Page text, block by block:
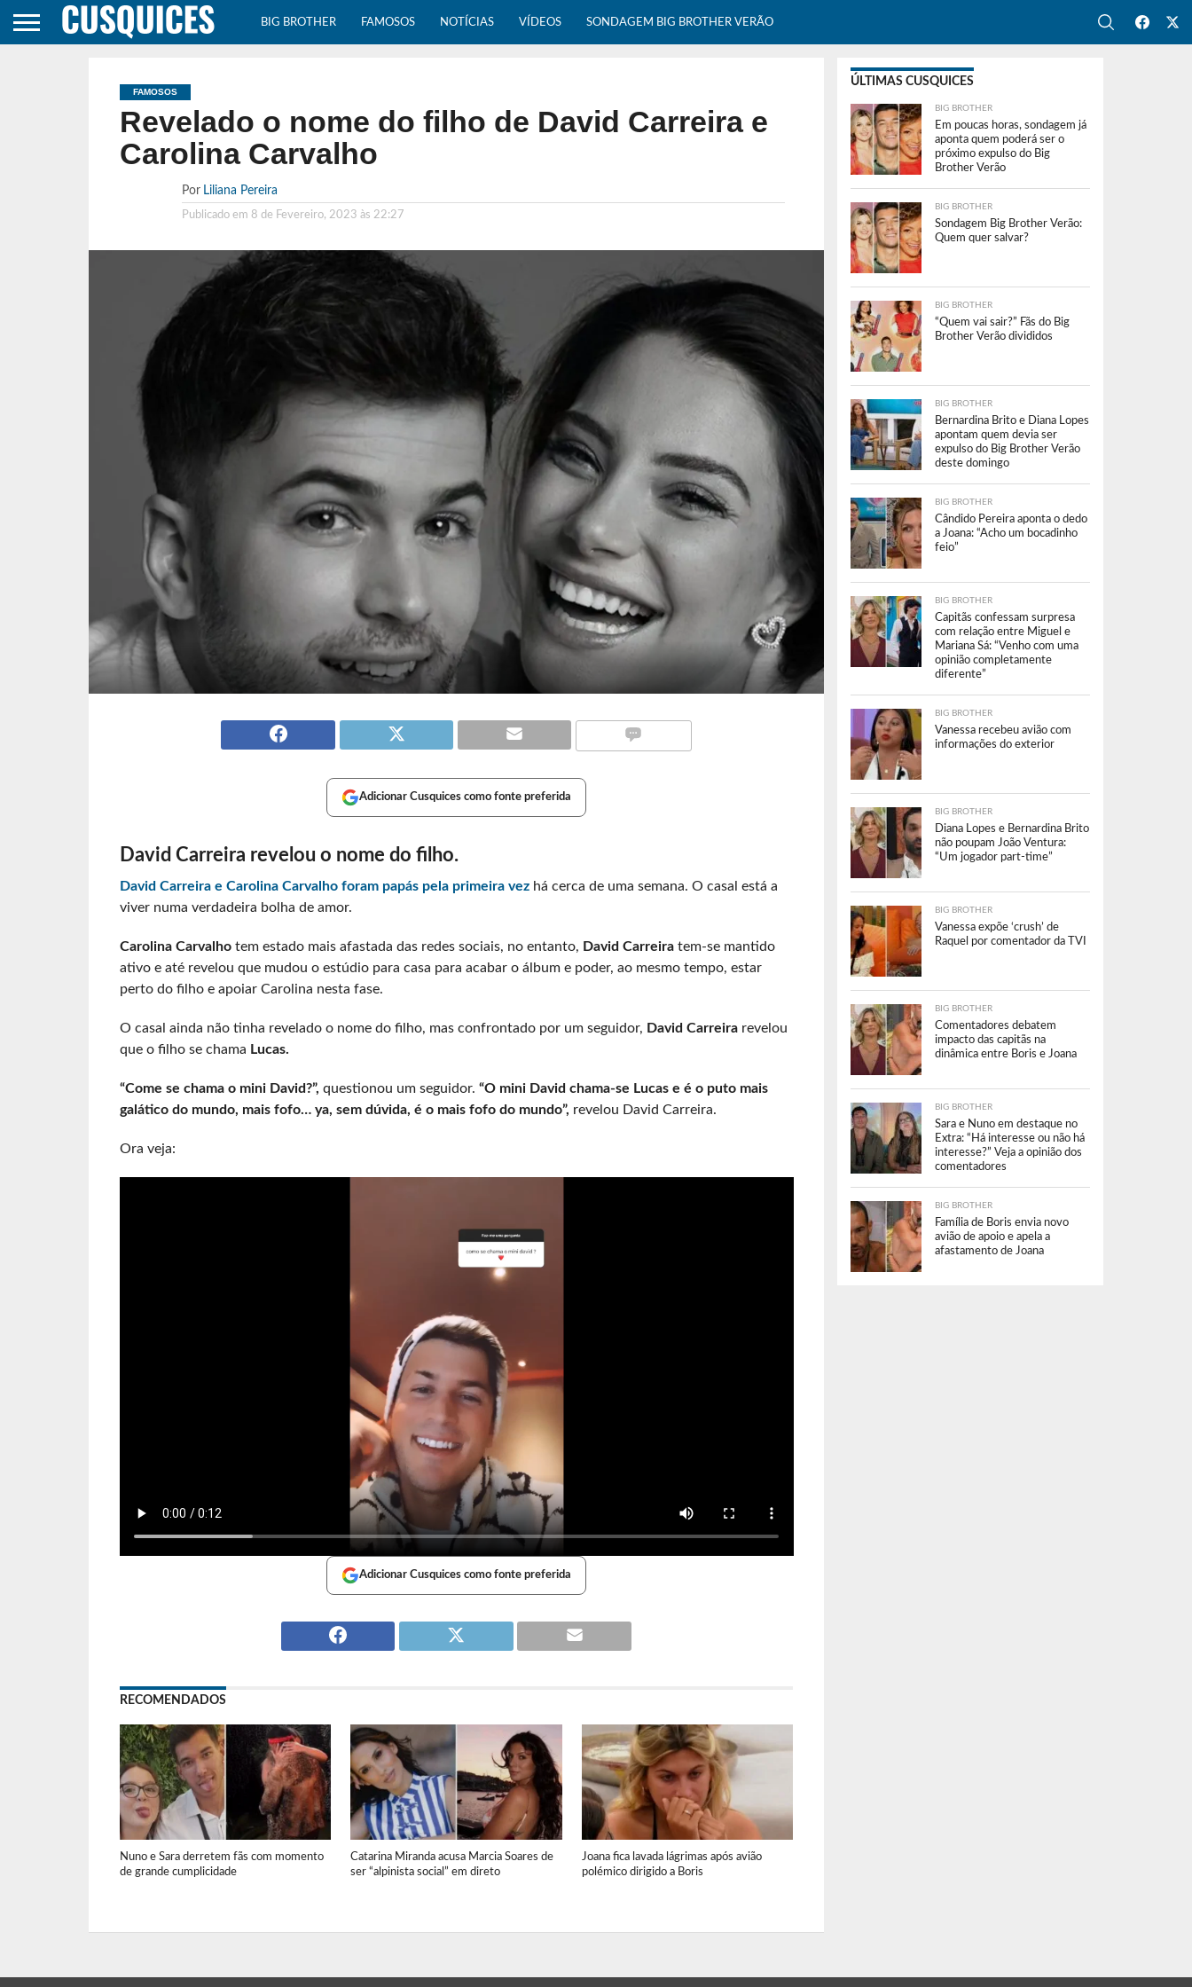
BIG BROTHER FAMOSOS NOTÍCIAS VÍDEOS SONDAGEM BIG BROTHER VERÃO
FAMOSOS
Revelado o nome do filho de David Carreira e
Carolina Carvalho
Por Liliana Pereira
Publicado em 8 de Fevereiro, 2023 às 22:27
Adicionar Cusquices como fonte preferida
David Carreira revelou o nome do filho.
David Carreira e Carolina Carvalho foram papás pela primeira vezhá cerca de uma semana. O casal está a
viver numa verdadeira bolha de amor.
Carolina Carvalhotem estado mais afastada das redes sociais, no entanto, David Carreiratem-se mantido
ativo e até revelou que mudou o estúdio para casa para acabar o álbum e poder, ao mesmo tempo, estar
perto do filho e apoiar Carolina nesta fase.
O casal ainda não tinha revelado o nome do filho, mas confrontado por um seguidor, David Carreirarevelou
que o filho se chama Lucas.
“Come se chama o mini David?”, questionou um seguidor. “O mini David chama-se Lucas e é o puto mais
galático do mundo, mais fofo… ya, sem dúvida, é o mais fofo do mundo”, revelou David Carreira.
Ora veja:
Adicionar Cusquices como fonte preferida
RECOMENDADOS
Nuno e Sara derretem fãs com momento
de grande cumplicidade
Catarina Miranda acusa Marcia Soares de
ser “alpinista social” em direto
Joana fica lavada lágrimas após avião
polémico dirigido a Boris
ÚLTIMAS CUSQUICES
BIG BROTHER
Em poucas horas, sondagem já
aponta quem poderá ser o
próximo expulso do Big
Brother Verão
BIG BROTHER
Sondagem Big Brother Verão:
Quem quer salvar?
BIG BROTHER
“Quem vai sair?” Fãs do Big
Brother Verão divididos
BIG BROTHER
Bernardina Brito e Diana Lopes
apontam quem devia ser
expulso do Big Brother Verão
deste domingo
BIG BROTHER
Cândido Pereira aponta o dedo
a Joana: “Acho um bocadinho
feio”
BIG BROTHER
Capitãs confessam surpresa
com relação entre Miguel e
Mariana Sá: “Venho com uma
opinião completamente
diferente”
BIG BROTHER
Vanessa recebeu avião com
informações do exterior
BIG BROTHER
Diana Lopes e Bernardina Brito
não poupam João Ventura:
“Um jogador part-time”
BIG BROTHER
Vanessa expõe ‘crush’ de
Raquel por comentador da TVI
BIG BROTHER
Comentadores debatem
impacto das capitãs na
dinâmica entre Boris e Joana
BIG BROTHER
Sara e Nuno em destaque no
Extra: “Há interesse ou não há
interesse?” Veja a opinião dos
comentadores
BIG BROTHER
Família de Boris envia novo
avião de apoio e apela a
afastamento de Joana